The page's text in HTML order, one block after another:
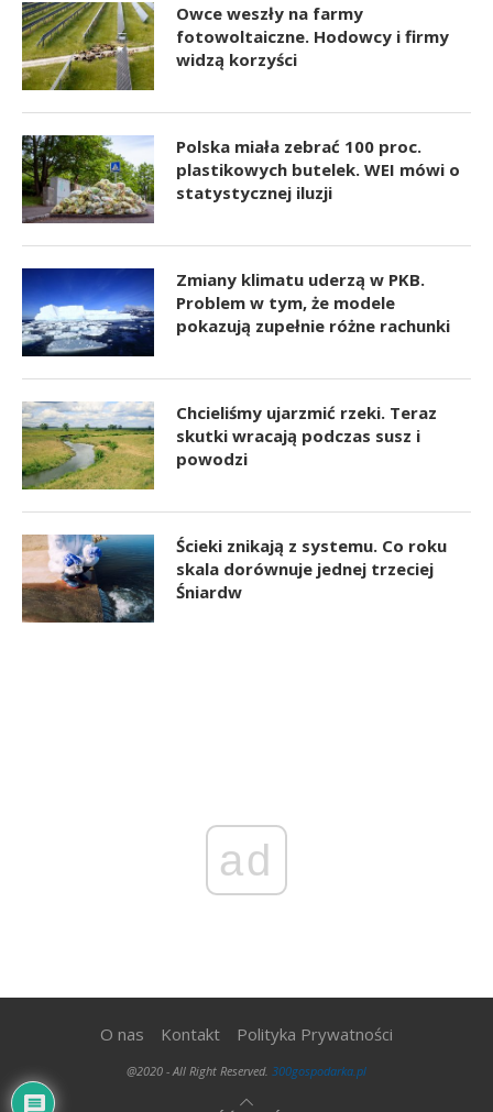
Owce weszły na farmy
fotowoltaiczne. Hodowcy i firmy
widzą korzyści
Polska miała zebrać 100 proc.
plastikowych butelek. WEI mówi o
statystycznej iluzji
Zmiany klimatu uderzą w PKB.
Problem w tym, że modele
pokazują zupełnie różne rachunki
Chcieliśmy ujarzmić rzeki. Teraz
skutki wracają podczas susz i
powodzi
Ścieki znikają z systemu. Co roku
skala dorównuje jednej trzeciej
Śniardw
ad
O nas Kontakt Polityka Prywatności
@2020 - All Right Reserved. 300gospodarka.pl